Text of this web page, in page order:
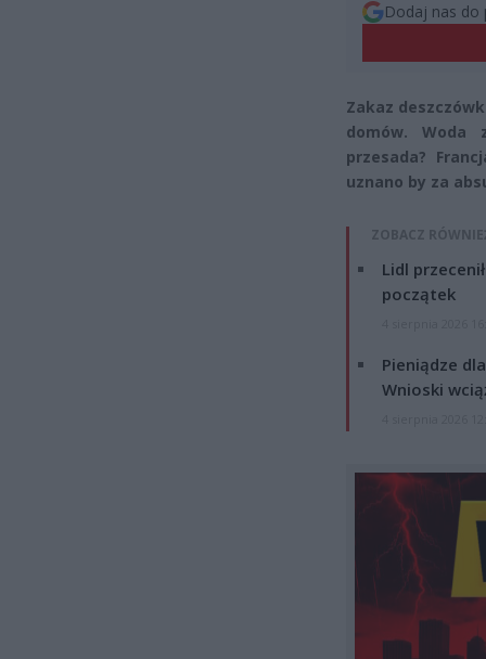
Dodaj nas do
Zakaz
domów.
przesada?
uznano by za
ZOBACZ
Lidl
początek
Pieniądze
Wnioski